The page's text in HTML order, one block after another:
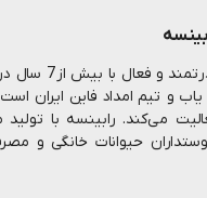
رابینسه
و تیم امداد فاین ایران
می‌کند. رابینسه با
حیوانات خانگی و
تلاش میکنیم تا بستری